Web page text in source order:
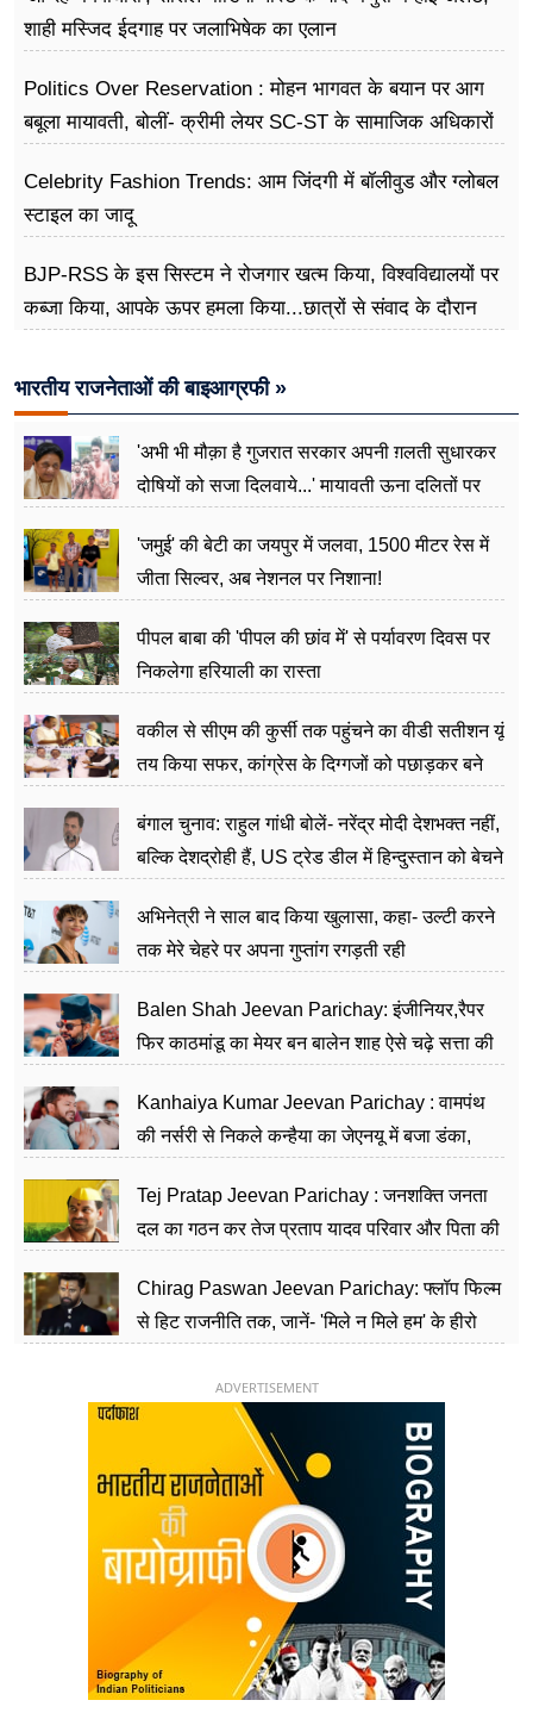
शाही मस्जिद ईदगाह पर जलाभिषेक का एलान
Politics Over Reservation : मोहन भागवत के बयान पर आग
बबूला मायावती, बोलीं- क्रीमी लेयर SC-ST के सामाजिक अधिकारों
Celebrity Fashion Trends: आम जिंदगी में बॉलीवुड और ग्लोबल
स्टाइल का जादू
BJP-RSS के इस सिस्टम ने रोजगार खत्म किया, विश्वविद्यालयों पर
कब्जा किया, आपके ऊपर हमला किया...छात्रों से संवाद के दौरान
भारतीय राजनेताओं की बाइआग्रफी »
'अभी भी मौक़ा है गुजरात सरकार अपनी ग़लती सुधारकर
दोषियों को सजा दिलवाये...' मायावती ऊना दलितों पर
'जमुई' की बेटी का जयपुर में जलवा, 1500 मीटर रेस में
जीता सिल्वर, अब नेशनल पर निशाना!
पीपल बाबा की 'पीपल की छांव में' से पर्यावरण दिवस पर
निकलेगा हरियाली का रास्ता
वकील से सीएम की कुर्सी तक पहुंचने का वीडी सतीशन यूं
तय किया सफर, कांग्रेस के दिग्गजों को पछाड़कर बने
बंगाल चुनाव: राहुल गांधी बोलें- नरेंद्र मोदी देशभक्त नहीं,
बल्कि देशद्रोही हैं, US ट्रेड डील में हिन्दुस्तान को बेचने
अभिनेत्री ने साल बाद किया खुलासा, कहा- उल्टी करने
तक मेरे चेहरे पर अपना गुप्तांग रगड़ती रही
Balen Shah Jeevan Parichay: इंजीनियर,रैपर
फिर काठमांडू का मेयर बन बालेन शाह ऐसे चढ़े सत्ता की
Kanhaiya Kumar Jeevan Parichay : वामपंथ
की नर्सरी से निकले कन्हैया का जेएनयू में बजा डंका,
Tej Pratap Jeevan Parichay : जनशक्ति जनता
दल का गठन कर तेज प्रताप यादव परिवार और पिता की
Chirag Paswan Jeevan Parichay: फ्लॉप फिल्म
से हिट राजनीति तक, जानें- 'मिले न मिले हम' के हीरो
ADVERTISEMENT